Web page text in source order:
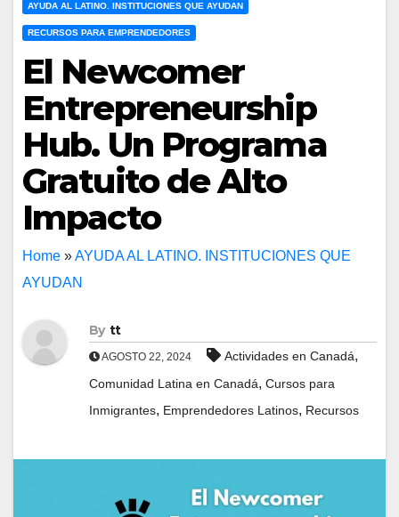
AYUDA AL LATINO. INSTITUCIONES QUE AYUDAN
RECURSOS PARA EMPRENDEDORES
El Newcomer
Entrepreneurship
Hub. Un Programa
Gratuito de Alto
Impacto
Home »AYUDA AL LATINO. INSTITUCIONES QUE
AYUDAN
By tt
AGOSTO 22, 2024 Actividades en Canadá,
Comunidad Latina en Canadá, Cursos para
Inmigrantes, Emprendedores Latinos, Recursos